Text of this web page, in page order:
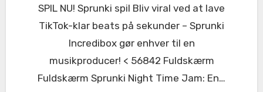
SPIL NU! Sprunki spil Bliv viral ved at lave
TikTok-klar beats på sekunder – Sprunki
Incredibox gør enhver til en
musikproducer! < 56842 Fuldskærm
Fuldskærm Sprunki Night Time Jam: En…